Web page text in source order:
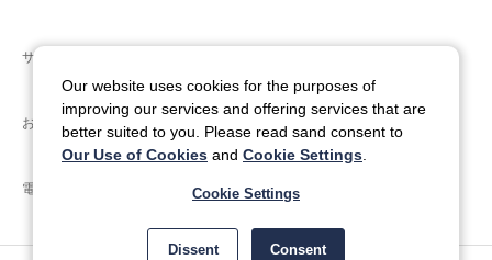
サイトマップ
お問い合わせ
電子公告
Our website uses cookies for the purposes of
improving our services and offering services that are
better suited to you. Please read sand consent to
Our Use of Cookies and Cookie Settings
Cookie Settings
Dissent Consent